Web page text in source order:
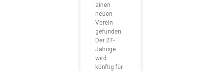
einen
neuen
Verein
gefunden.
Der 27-
Jährige
wird
künftig für